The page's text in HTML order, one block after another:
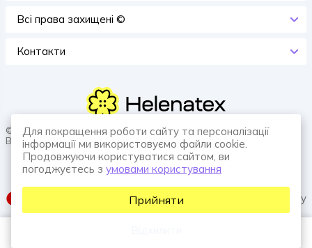
Всi права захищенi ©
Контакти
© 2026 HELENATEX «Ґудзики, вішаки, нитки. Власне виробництво.
Все для швейної справи.»
SUFIX web agency
Для покращення роботи сайту та персоналізації
інформації ми використовуємо файли cookie.
Продовжуючи користуватися сайтом, ви
погоджуєтесь з умовами користування
Прийняти